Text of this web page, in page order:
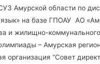
Амурской области по
язык» на базе ГПОАУ АО
и жилищно-
– Амурская
организация “Совет